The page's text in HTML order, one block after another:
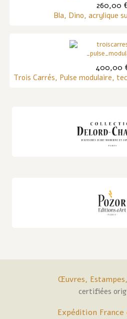
260,00 €
Bla, Dino, acrylique
400,00
Trois Carrés, Pulse modulaire,
Œuvres,
certifiées
Expédition